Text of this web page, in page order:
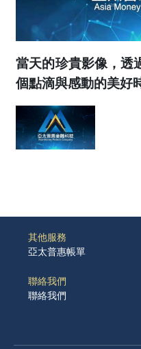
當天的珍貴影像，透
個點滴與感動的美好
其他服務
亞太普惠帳單
聯絡我們
聯絡我們